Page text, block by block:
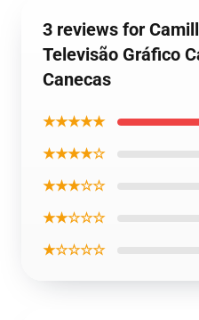
3 reviews for
Televisão Gráfico
Canecas
★★★★★
★★★★☆
★★★☆☆
★★☆☆☆
★☆☆☆☆